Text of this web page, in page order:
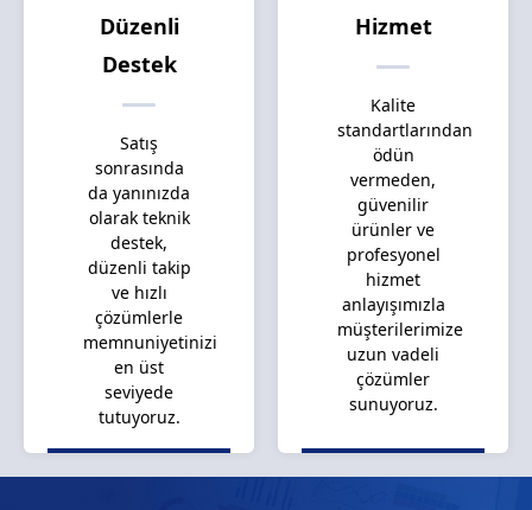
Düzenli
Destek
Satış
sonrasında
da yanınızda
olarak teknik
destek,
düzenli takip
ve hızlı
çözümlerle
memnuniyetinizi
en üst
seviyede
tutuyoruz.
Hizmet
Kalite
standartlarından
ödün
vermeden,
güvenilir
ürünler ve
profesyonel
hizmet
anlayışımızla
müşterilerimize
uzun vadeli
çözümler
sunuyoruz.